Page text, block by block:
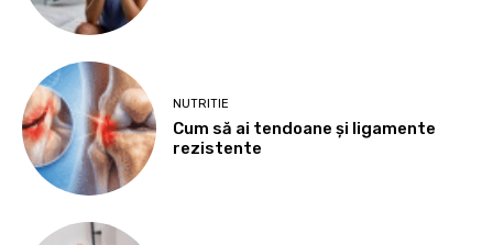
NUTRITIE
Cum să ai tendoane şi ligamente
rezistente